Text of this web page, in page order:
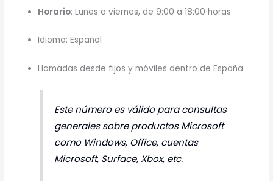
Horario: Lunes a viernes, de 9:00 a 18:00 horas
Idioma: Español
Llamadas desde fijos y móviles dentro de España
Este número es válido para consultas
generales sobre productos Microsoft
como Windows, Office, cuentas
Microsoft, Surface, Xbox, etc.